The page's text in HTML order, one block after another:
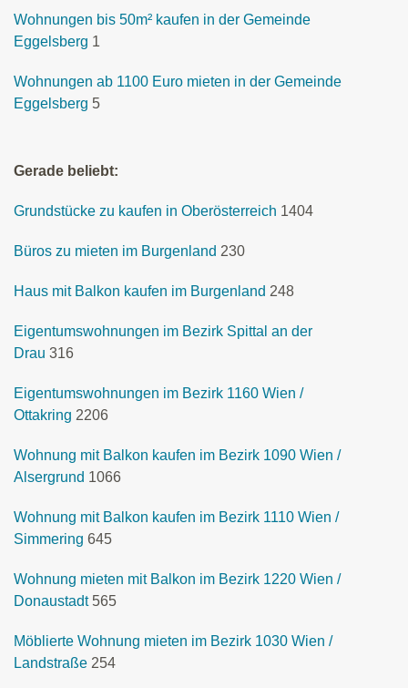
Wohnungen bis 50m² kaufen in der Gemeinde
Eggelsberg 1
Wohnungen ab 1100 Euro mieten in der Gemeinde
Eggelsberg 5
Gerade beliebt:
Grundstücke zu kaufen in Oberösterreich 1404
Büros zu mieten im Burgenland 230
Haus mit Balkon kaufen im Burgenland 248
Eigentumswohnungen im Bezirk Spittal an der
Drau 316
Eigentumswohnungen im Bezirk 1160 Wien /
Ottakring 2206
Wohnung mit Balkon kaufen im Bezirk 1090 Wien /
Alsergrund 1066
Wohnung mit Balkon kaufen im Bezirk 1110 Wien /
Simmering 645
Wohnung mieten mit Balkon im Bezirk 1220 Wien /
Donaustadt 565
Möblierte Wohnung mieten im Bezirk 1030 Wien /
Landstraße 254